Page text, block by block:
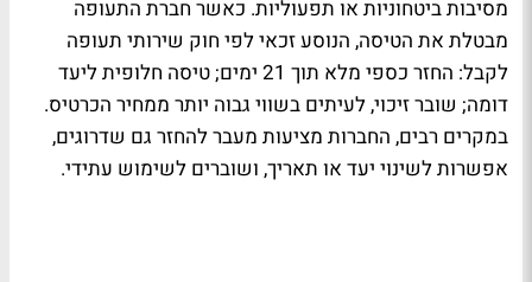
מסיבות ביטחוניות או תפעוליות. כאשר חברת התעופה
מבטלת את הטיסה, הנוסע זכאי לפי חוק שירותי תעופה
לקבל: החזר כספי מלא תוך 21 ימים; טיסה חלופית ליעד
דומה; שובר זיכוי, לעיתים בשווי גבוה יותר ממחיר הכרטיס.
במקרים רבים, החברות מציעות מעבר להחזר גם שדרוגים,
אפשרות לשינוי יעד או תאריך, ושוברים לשימוש עתידי.